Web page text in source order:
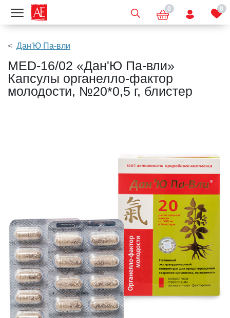
Показать меню 0 0
Дан'Ю Па-вли
MED-16/02 «Дан'Ю Па-вли»
Капсулы органелло-фактор
молодости, №20*0,5 г, блистер